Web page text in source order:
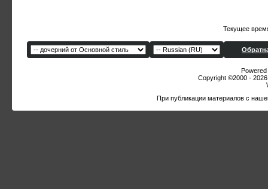
Текущее
Copyright ©2000 -
При публикации материалов с